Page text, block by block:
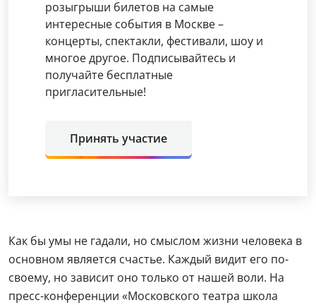
розыгрыши билетов на самые
интересные события в Москве –
концерты, спектакли, фестивали, шоу и
многое другое. Подписывайтесь и
получайте бесплатные
пригласительные!
Принять участие
Как бы умы не гадали, но смыслом жизни человека в
основном является счастье. Каждый видит его по-
своему, но зависит оно только от нашей воли. На
пресс-конференции «Московского театра школа